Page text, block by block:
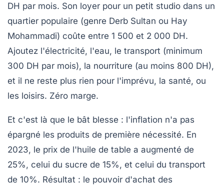
DH par mois. Son loyer pour un petit studio dans un
quartier populaire (genre Derb Sultan ou Hay
Mohammadi) coûte entre 1 500 et 2 000 DH.
Ajoutez l'électricité, l'eau, le transport (minimum
300 DH par mois), la nourriture (au moins 800 DH),
et il ne reste plus rien pour l'imprévu, la santé, ou
les loisirs. Zéro marge.
Et c'est là que le bât blesse : l'inflation n'a pas
épargné les produits de première nécessité. En
2023, le prix de l'huile de table a augmenté de
25%, celui du sucre de 15%, et celui du transport
de 10%. Résultat : le pouvoir d'achat des